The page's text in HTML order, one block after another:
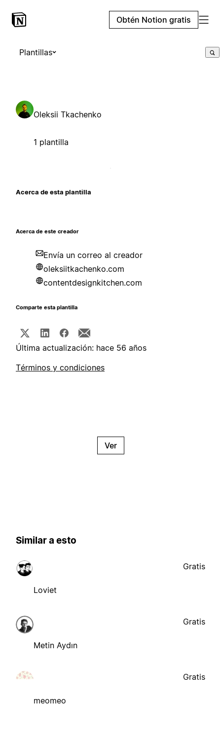
Obtén Notion gratis
Plantillas
Oleksii Tkachenko
1 plantilla
Acerca de esta plantilla
Acerca de este creador
Envía un correo al creador
oleksiitkachenko.com
contentdesignkitchen.com
Comparte esta plantilla
Última actualización: hace 56 años
Términos y condiciones
Ver
Similar a esto
Loviet
Gratis
Metin Aydın
Gratis
meomeo
Gratis